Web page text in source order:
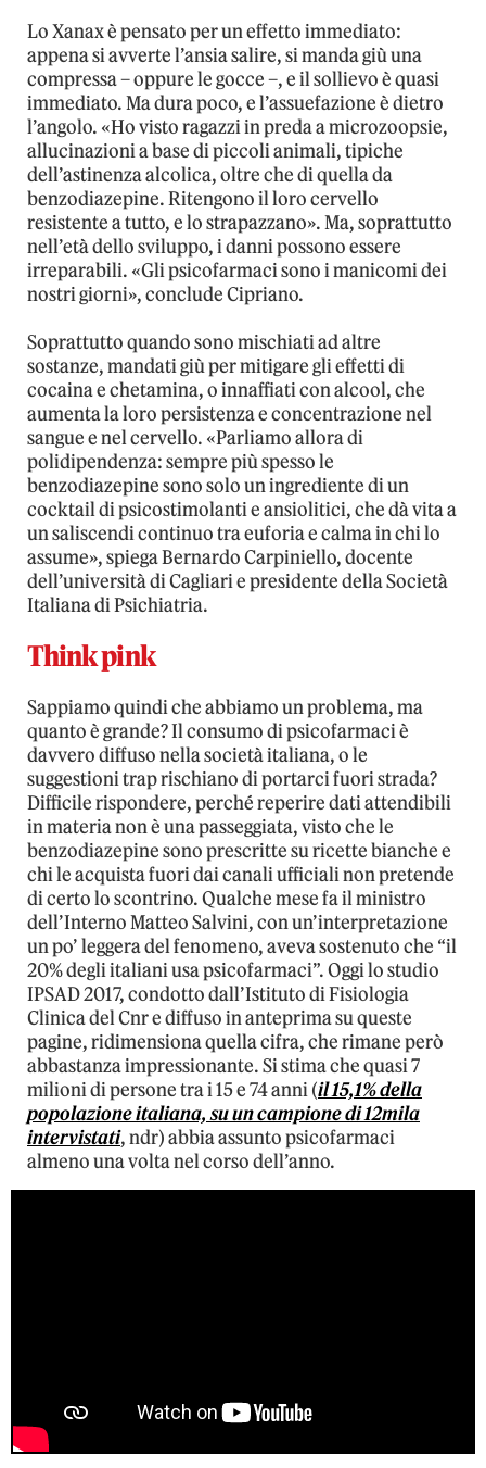
Lo Xanax è pensato per un effetto immediato:
appena si avverte l’ansia salire, si manda giù una
compressa – oppure le gocce –, e il sollievo è quasi
immediato. Ma dura poco, e l’assuefazione è dietro
l’angolo. «Ho visto ragazzi in preda a microzoopsie,
allucinazioni a base di piccoli animali, tipiche
dell’astinenza alcolica, oltre che di quella da
benzodiazepine. Ritengono il loro cervello
resistente a tutto, e lo strapazzano». Ma, soprattutto
nell’età dello sviluppo, i danni possono essere
irreparabili. «Gli psicofarmaci sono i manicomi dei
nostri giorni», conclude Cipriano.
Soprattutto quando sono mischiati ad altre
sostanze, mandati giù per mitigare gli effetti di
cocaina e chetamina, o innaffiati con alcool, che
aumenta la loro persistenza e concentrazione nel
sangue e nel cervello. «Parliamo allora di
polidipendenza: sempre più spesso le
benzodiazepine sono solo un ingrediente di un
cocktail di psicostimolanti e ansiolitici, che dà vita a
un saliscendi continuo tra euforia e calma in chi lo
assume», spiega Bernardo Carpiniello, docente
dell’università di Cagliari e presidente della Società
Italiana di Psichiatria.
Think pink
Sappiamo quindi che abbiamo un problema, ma
quanto è grande? Il consumo di psicofarmaci è
davvero diffuso nella società italiana, o le
suggestioni trap rischiano di portarci fuori strada?
Difficile rispondere, perché reperire dati attendibili
in materia non è una passeggiata, visto che le
benzodiazepine sono prescritte su ricette bianche e
chi le acquista fuori dai canali ufficiali non pretende
di certo lo scontrino. Qualche mese fa il ministro
dell’Interno Matteo Salvini, con un’interpretazione
un po’ leggera del fenomeno, aveva sostenuto che “il
20% degli italiani usa psicofarmaci”. Oggi lo studio
IPSAD 2017, condotto dall’Istituto di Fisiologia
Clinica del Cnr e diffuso in anteprima su queste
pagine, ridimensiona quella cifra, che rimane però
abbastanza impressionante. Si stima che quasi 7
milioni di persone tra i 15 e 74 anni (il 15,1% della
popolazione italiana, su un campione di 12mila
intervistati, ndr) abbia assunto psicofarmaci
almeno una volta nel corso dell’anno.